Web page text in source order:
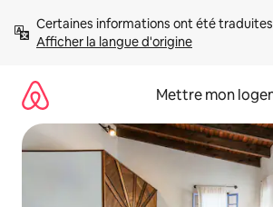
directement
Afficher la langue d'origine
Mettre mon